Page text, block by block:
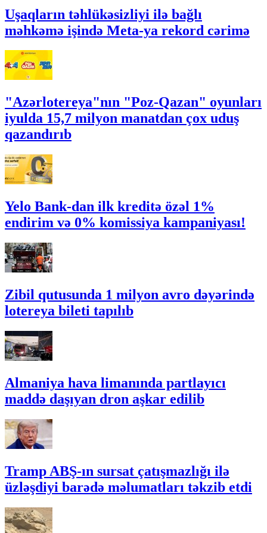
Uşaqların təhlükəsizliyi ilə bağlı
məhkəmə işində Meta-ya rekord cərimə
"Azərlotereya"nın "Poz-Qazan" oyunları
iyulda 15,7 milyon manatdan çox uduş
qazandırıb
Yelo Bank-dan ilk kreditə özəl 1%
endirim və 0% komissiya kampaniyası!
Zibil qutusunda 1 milyon avro dəyərində
lotereya bileti tapılıb
Almaniya hava limanında partlayıcı
maddə daşıyan dron aşkar edilib
Tramp ABŞ-ın sursat çatışmazlığı ilə
üzləşdiyi barədə məlumatları təkzib etdi